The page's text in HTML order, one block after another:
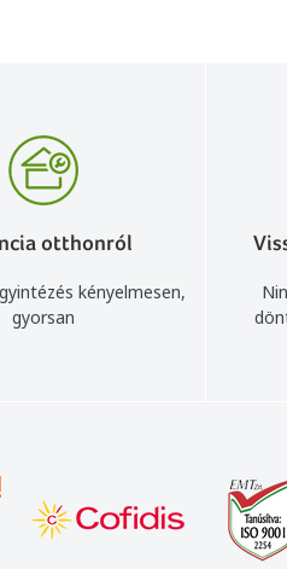
otthonról
kényelmesen,
gyorsan